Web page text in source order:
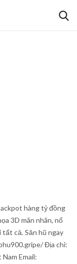
hàng tỷ đồng
3D mãn nhãn, nổ
cả. Săn hũ ngay
Địa chỉ:
Email: